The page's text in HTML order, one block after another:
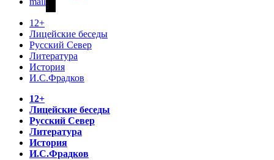
12+
Лицейские беседы
Русский Север
Литература
История
И.С.Фрадков
12+
Лицейские беседы
Русский Север
Литература
История
И.С.Фрадков